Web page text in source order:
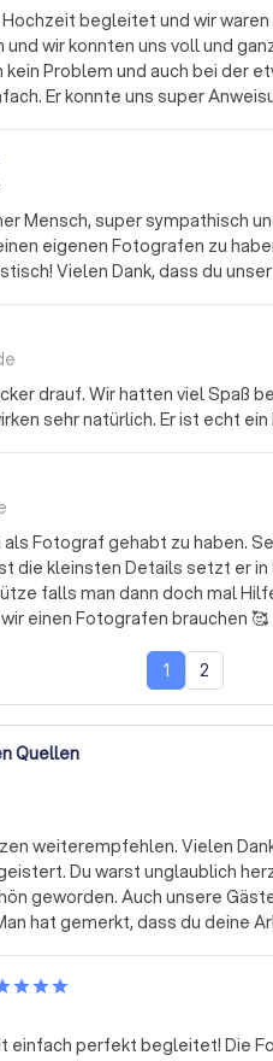
begleitet und wir
wir konnten uns voll und
kein Problem und auch bei der
Er konnte uns super
Mensch, super sympathisch
eigenen Fotografen zu
Vielen Dank, dass du
drauf. Wir hatten viel Spaß
sehr natürlich. Er ist echt ein
Fotograf gehabt zu haben.
falls man dann doch mal
einen Fotografen brauchen 🥰
1 2
Quellen
Dank das du unsere Hochzeit begleitet
Du warst unglaublich
geworden. Auch unsere
hat gemerkt, dass du deine
einfach perfekt begleitet! Die